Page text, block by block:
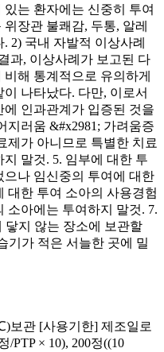
는 환자에는 신중히 투여
장관 불쾌감, 두통, 알레
2) 국내 자발적 이상사례
과, 이상사례가 보고된 다
해 통계적으로 유의하게
나타났다. 다만, 이로서
인과관계가 입증된 것을
지러움 &#x2981; 가려움증
제가 아니므로 특별한 치료
말것. 5. 임부에 대한 투
나 임신중의 투여에 대한
대한 투여 소아의 사용경험
소아에는 투여하지 말것. 7.
닿지 않는 장소에 보관할
기가 적은 서늘한 곳에 밀
보관 [사용기한] 제조일로
/PTP × 10), 200정((10